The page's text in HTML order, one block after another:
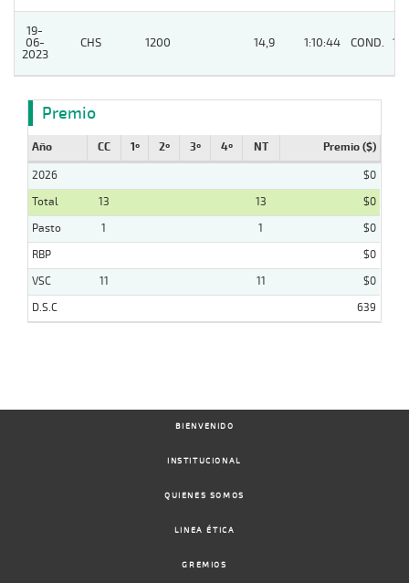
19-
06-
2023
CHS 1200 14,9 1:10:44 COND. 13
Premio
Año CC 1º 2º 3º 4º NT Premio ($)
2026
$0
Total
13 13
$0
Pasto
1 1
$0
RBP
$0
VSC
11 11
$0
D.S.C
639
BIENVENIDO
INSTITUCIONAL
QUIENES SOMOS
LINEA ÉTICA
GREMIOS